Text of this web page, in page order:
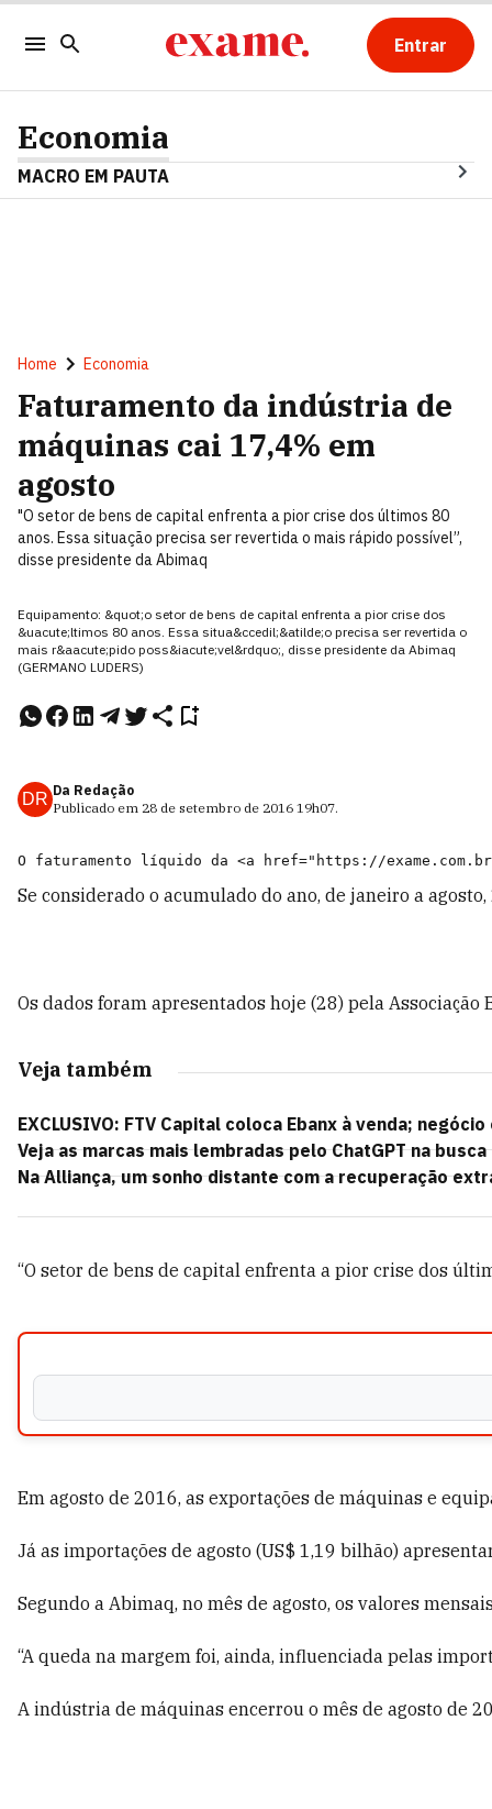
Entrar
Economia
MACRO EM PAUTA
Home Economia
Faturamento da indústria de
máquinas cai 17,4% em
agosto
"O setor de bens de capital enfrenta a pior crise dos últimos 80
anos. Essa situação precisa ser revertida o mais rápido possível”,
disse presidente da Abimaq
Equipamento: &quot;o setor de bens de capital enfrenta a pior crise dos
&uacute;ltimos 80 anos. Essa situa&ccedil;&atilde;o precisa ser revertida o
mais r&aacute;pido poss&iacute;vel&rdquo;, disse presidente da Abimaq
(GERMANO LUDERS)
DR Da Redação
Publicado em 28 de setembro de 2016 19h07.
Se considerado o acumulado do ano, de janeiro a
Os dados foram apresentados hoje (28) pela
Veja também
EXCLUSIVO: FTV Capital coloca Ebanx à venda;
Veja as marcas mais lembradas pelo ChatGPT na
Na Alliança, um sonho distante com a recuperação
“O setor de bens de capital enfrenta a pior crise dos
Em agosto de 2016, as exportações de máquinas e
Já as importações de agosto (US$ 1,19 bilhão)
Segundo a Abimaq, no mês de agosto, os valores
“A queda na margem foi, ainda, influenciada pelas
A indústria de máquinas encerrou o mês de agosto de